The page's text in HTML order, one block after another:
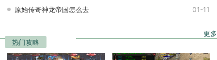
原始传奇神龙帝国怎么去
01-11
热门攻略
更多